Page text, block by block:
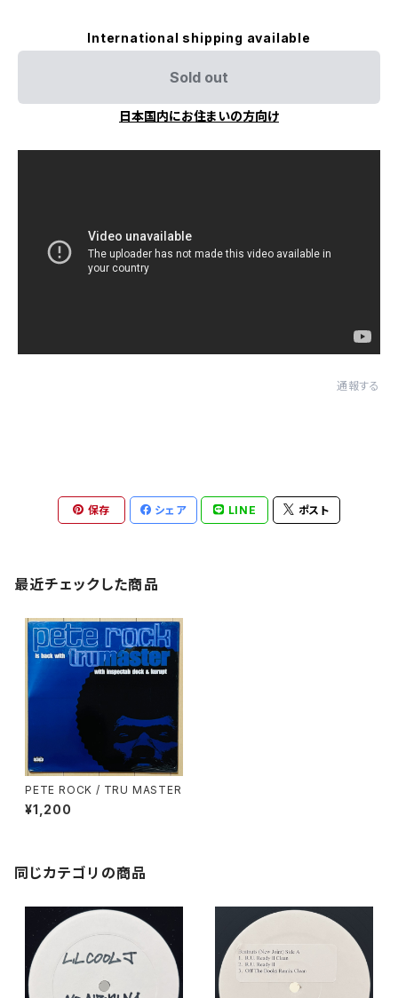
International shipping available
Sold out
日本国内にお住まいの方向け
通報する
保存 シェア LINE ポスト
最近チェックした商品
PETE ROCK / TRU MASTER
¥1,200
同じカテゴリの商品